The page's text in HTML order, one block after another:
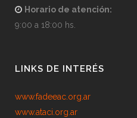
Horario de atención:
9:00 a 18:00 hs.
LINKS DE INTERÉS
www.fadeeac.org.ar
www.ataci.org.ar